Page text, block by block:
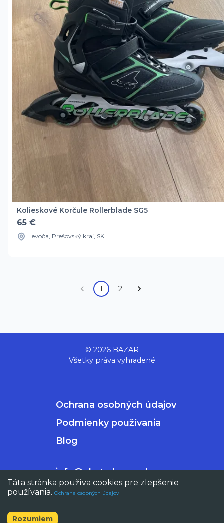
Kolieskové Korčule Rollerblade SG5
65 €
Levoča, Prešovský kraj, SK
1 2
© 2026 BAZAR
Všetky práva vyhradené
Ochrana osobných údajov
Podmienky používania
Blog
info@chytrybazar.sk
Táta stránka používa cookies pre zlepšenie
používania. Ochrana osobných údajov
Rozumiem